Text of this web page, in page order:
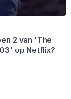
2 van 'The
op Netflix?